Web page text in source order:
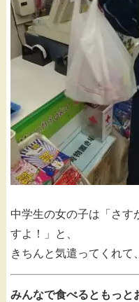
中学生の女の子は「さす
すよ！」と、
きちんと気遣ってくれて
みんなで食べるともっと